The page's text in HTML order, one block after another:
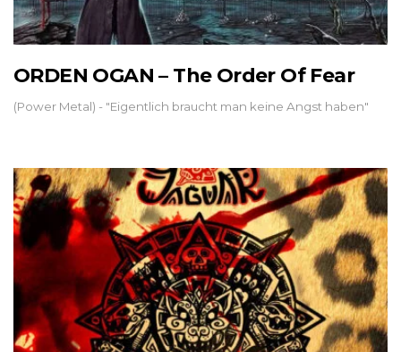
ORDEN OGAN – The Order Of Fear
(Power Metal) - "Eigentlich braucht man keine Angst haben"